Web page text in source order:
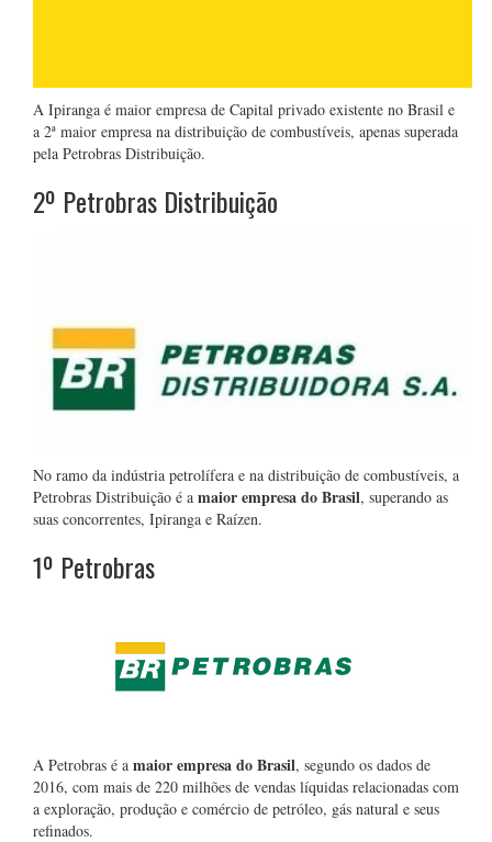
A Ipiranga é maior empresa de Capital privado existente no Brasil e
a 2ª maior empresa na distribuição de combustíveis, apenas superada
pela Petrobras Distribuição.
2º Petrobras Distribuição
No ramo da indústria petrolífera e na distribuição de combustíveis, a
Petrobras Distribuição é a maior empresa do Brasil, superando as
suas concorrentes, Ipiranga e Raízen.
1º Petrobras
A Petrobras é a maior empresa do Brasil, segundo os dados de
2016, com mais de 220 milhões de vendas líquidas relacionadas com
a exploração, produção e comércio de petróleo, gás natural e seus
refinados.